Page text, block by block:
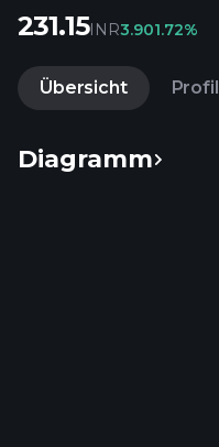
231.15INR3.901.72%
Übersicht Profil
Diagramm